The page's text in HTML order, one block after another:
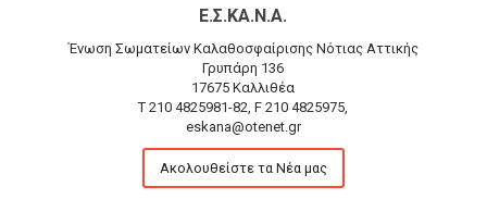
Ε.Σ.ΚΑ.Ν.Α.
Ένωση Σωματείων Καλαθοσφαίρισης Νότιας Αττικής
Γρυπάρη 136
17675 Καλλιθέα
T 210 4825981-82, F 210 4825975,
eskana@otenet.gr
Ακολουθείστε τα Νέα μας